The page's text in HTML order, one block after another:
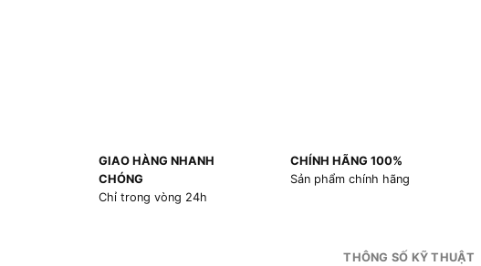
GIAO HÀNG NHANH
CHÓNG
Chỉ trong vòng 24h
CHÍNH HÃNG 100%
Sản phẩm chính hãng
THÔNG SỐ KỸ THUẬT